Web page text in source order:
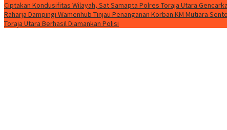
Ciptakan Kondusifitas Wilayah, Sat Samapta Polres Toraja Utara
Raharja Dampingi Wamenhub Tinjau Penanganan Korban KM Mutiara
Toraja Utara Berhasil Diamankan Polisi